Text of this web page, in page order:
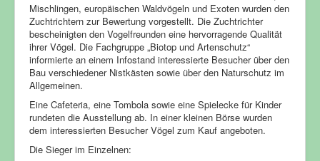
Mischlingen, europäischen Waldvögeln und Exoten wurden den
Zuchtrichtern zur Bewertung vorgestellt. Die Zuchtrichter
bescheinigten den Vogelfreunden eine hervorragende Qualität
ihrer Vögel. Die Fachgruppe „Biotop und Artenschutz“
informierte an einem Infostand interessierte Besucher über den
Bau verschiedener Nistkästen sowie über den Naturschutz im
Allgemeinen.
Eine Cafeteria, eine Tombola sowie eine Spielecke für Kinder
rundeten die Ausstellung ab. In einer kleinen Börse wurden
dem interessierten Besucher Vögel zum Kauf angeboten.
Die Sieger im Einzelnen: